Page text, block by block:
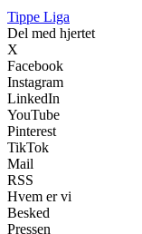
Tippe Liga
Del med hjertet
X
Facebook
Instagram
LinkedIn
YouTube
Pinterest
TikTok
Mail
RSS
Hvem er vi
Besked
Pressen